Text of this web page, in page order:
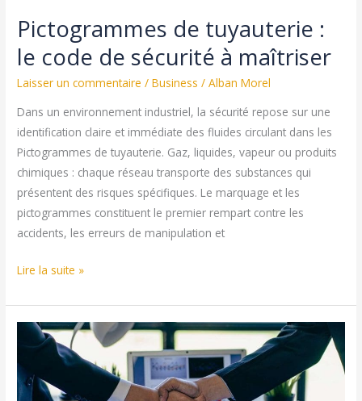
Pictogrammes de tuyauterie :
le code de sécurité à maîtriser
Laisser un commentaire /Business /Alban Morel
Dans un environnement industriel, la sécurité repose sur une
identification claire et immédiate des fluides circulant dans les
Pictogrammes de tuyauterie. Gaz, liquides, vapeur ou produits
chimiques : chaque réseau transporte des substances qui
présentent des risques spécifiques. Le marquage et les
pictogrammes constituent le premier rempart contre les
accidents, les erreurs de manipulation et
Pictogrammes
tuyauterie
code
de
Lire la suite »